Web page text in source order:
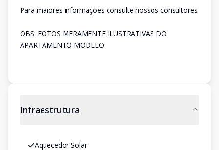
Para maiores informações consulte nossos consultores.
OBS: FOTOS MERAMENTE ILUSTRATIVAS DO
APARTAMENTO MODELO.
Infraestrutura
Aquecedor Solar